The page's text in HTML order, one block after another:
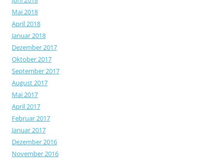
Mai 2018
April 2018
Januar 2018
Dezember 2017
Oktober 2017
September 2017
August 2017
Mai 2017
April 2017
Februar 2017
Januar 2017
Dezember 2016
November 2016